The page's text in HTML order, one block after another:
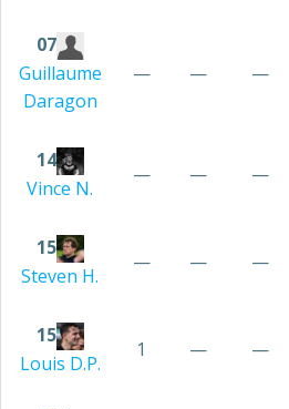
07
Guillaume
Daragon
— — —
14
Vince N.
— — —
15
Steven H.
— — —
15
Louis D.P.
1 — —